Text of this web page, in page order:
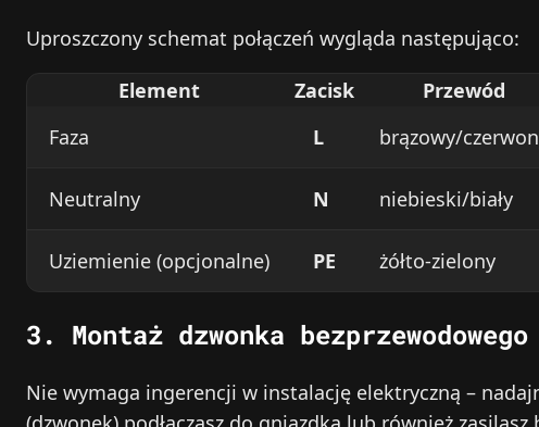
Uproszczony schemat połączeń wygląda następująco:
Element
Zacisk
Przewód
Faza
L brązowy/
Neutralny N niebieski/biały
Uziemienie (opcjonalne) PE żółto-zielony
3. Montaż dzwonka
Nie wymaga ingerencji w instalację elektryczną –